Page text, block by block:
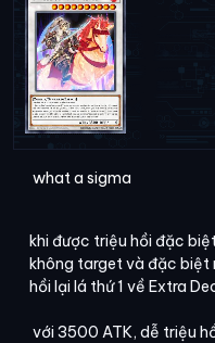
what a sigma
khi được triệu hồi đặc
không target và đặc biệt
hồi lại lá thứ 1 về Extra
với 3500 ATK, dễ triệu